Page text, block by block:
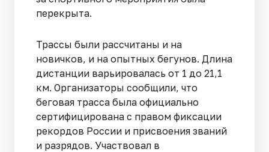
перекрыта.
Трассы были рассчитаны и на
новичков, и на опытных бегунов. Длина
дистанции варьировалась от 1 до 21,1
км. Организаторы сообщили, что
беговая трасса была официально
сертифицирована с правом фиксации
рекордов России и присвоения званий
и разрядов. Участвовал в